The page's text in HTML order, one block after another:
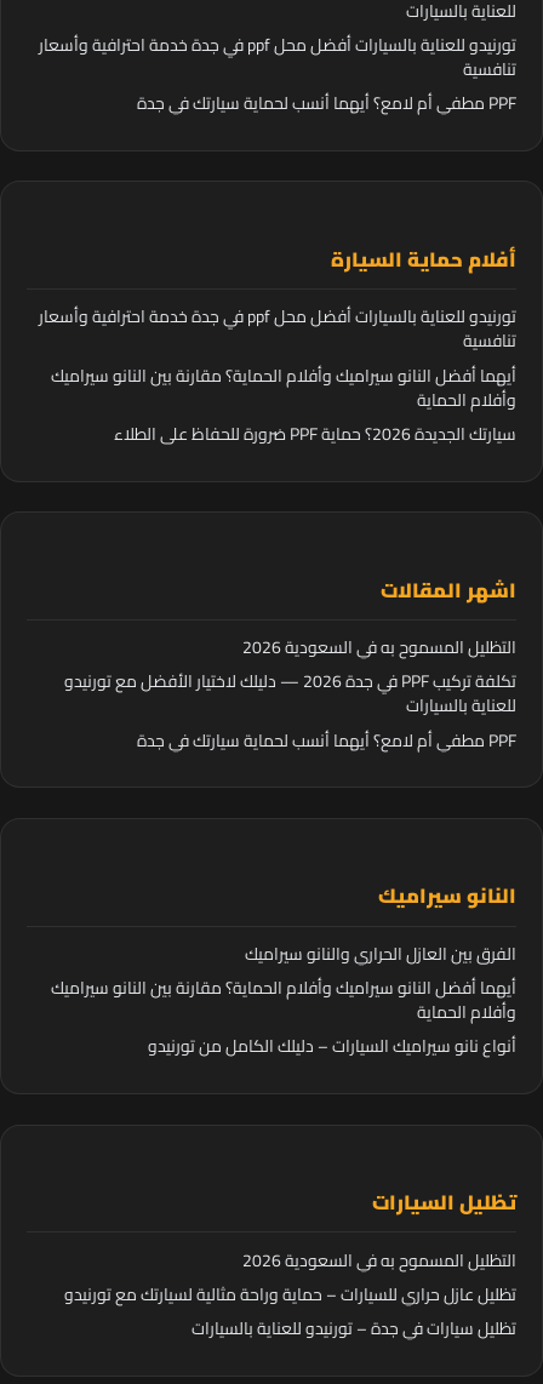
للعناية بالسيارات
تورنيدو للعناية بالسيارات أفضل محل ppf في جدة خدمة احترافية وأسعار
تنافسية
PPF مطفي أم لامع؟ أيهما أنسب لحماية سيارتك في جدة
أفلام حماية السيارة
تورنيدو للعناية بالسيارات أفضل محل ppf في جدة خدمة احترافية وأسعار
تنافسية
أيهما أفضل النانو سيراميك وأفلام الحماية؟ مقارنة بين النانو سيراميك
وأفلام الحماية
سيارتك الجديدة 2026؟ حماية PPF ضرورة للحفاظ على الطلاء
اشهر المقالات
التظليل المسموح به في السعودية 2026
تكلفة تركيب PPF في جدة 2026 — دليلك لاختيار الأفضل مع تورنيدو
للعناية بالسيارات
PPF مطفي أم لامع؟ أيهما أنسب لحماية سيارتك في جدة
النانو سيراميك
الفرق بين العازل الحراري والنانو سيراميك
أيهما أفضل النانو سيراميك وأفلام الحماية؟ مقارنة بين النانو سيراميك
وأفلام الحماية
أنواع نانو سيراميك السيارات – دليلك الكامل من تورنيدو
تظليل السيارات
التظليل المسموح به في السعودية 2026
تظليل عازل حراري للسيارات – حماية وراحة مثالية لسيارتك مع تورنيدو
تظليل سيارات في جدة – تورنيدو للعناية بالسيارات